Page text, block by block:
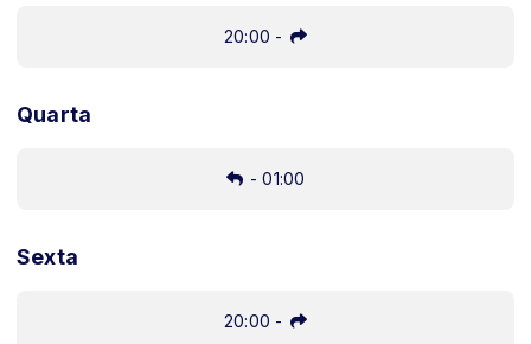
20:00 -
Quarta
-01:00
Sexta
20:00 -